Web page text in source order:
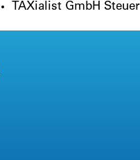
TAXialist GmbH